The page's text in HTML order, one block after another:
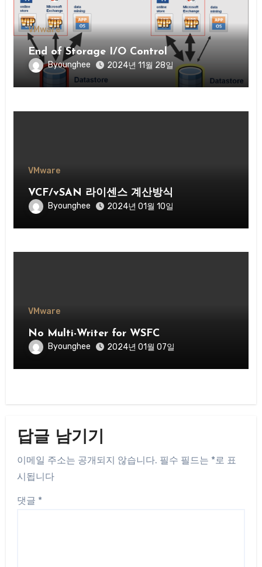
VMware
End of Storage I/O Control
Byounghee 2024년 11월 28일
VMware
VCF/vSAN 라이센스 계산방식
Byounghee 2024년 01월 10일
VMware
No Multi-Writer for WSFC
Byounghee 2024년 01월 07일
답글 남기기
이메일 주소는 공개되지 않습니다. 필수 필드는 *로 표
시됩니다
댓글 *